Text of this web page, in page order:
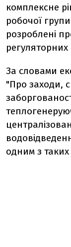
комплексне
робочої
розроблені
регуляторних
За словами
"Про заходи,
одним з таких